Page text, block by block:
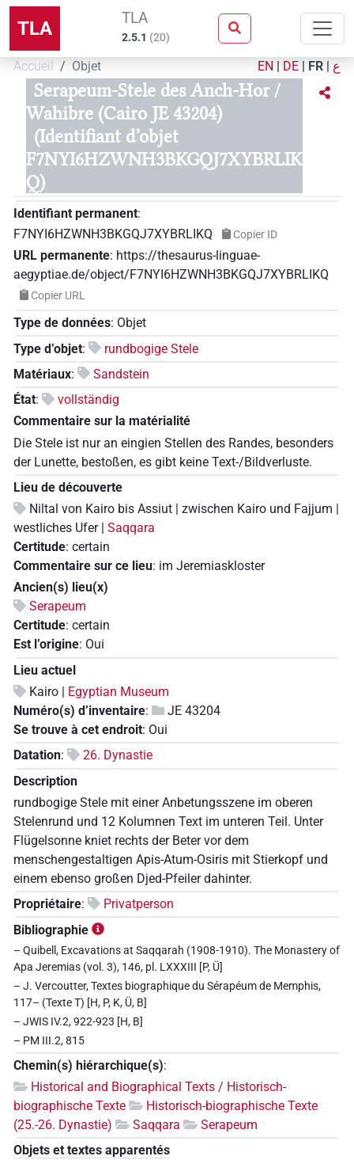
TLA TLA
2.5.1 (20)
Accueil Objet EN | DE | FR | ع
Serapeum-Stele des Anch-Hor /
Wahibre (Cairo JE 43204)
(Identifiant d’objet
F7NYI6HZWNH3BKGQJ7XYBRLIK
Q)
Identifiant permanent:
F7NYI6HZWNH3BKGQJ7XYBRLIKQ
Copier ID
URL permanente: https://thesaurus-linguae-
aegyptiae.de/object/F7NYI6HZWNH3BKGQJ7XYBRLIKQ
Copier URL
Type de données: Objet
Type d’objet:
rundbogige Stele
Matériaux:
Sandstein
État:
vollständig
Commentaire sur la matérialité
Die Stele ist nur an eingien Stellen des Randes, besonders
der Lunette, bestoßen, es gibt keine Text-/Bildverluste.
Lieu de découverte
Niltal von Kairo bis Assiut | zwischen Kairo und Fajjum |
westliches Ufer | Saqqara
Certitude: certain
Commentaire sur ce lieu: im Jeremiaskloster
Ancien(s) lieu(x)
Serapeum
Certitude: certain
Est l’origine: Oui
Lieu actuel
Kairo | Egyptian Museum
Numéro(s) d’inventaire:
JE 43204
Se trouve à cet endroit: Oui
Datation:
26. Dynastie
Description
rundbogige Stele mit einer Anbetungsszene im oberen
Stelenrund und 12 Kolumnen Text im unteren Teil. Unter
Flügelsonne kniet rechts der Beter vor dem
menschengestaltigen Apis-Atum-Osiris mit Stierkopf und
einem ebenso großen Djed-Pfeiler dahinter.
Propriétaire:
Privatperson
Bibliographie
– Quibell, Excavations at Saqqarah (1908-1910). The Monastery of
Apa Jeremias (vol. 3), 146, pl. LXXXIII [P, Ü]
– J. Vercoutter, Textes biographique du Sérapéum de Memphis,
117– (Texte T) [H, P, K, Ü, B]
– JWIS IV.2, 922-923 [H, B]
– PM III.2, 815
Chemin(s) hiérarchique(s):
Historical and Biographical Texts / Historisch-
biographische Texte
Historisch-biographische Texte
(25.-26. Dynastie)
Saqqara
Serapeum
Objets et textes apparentés